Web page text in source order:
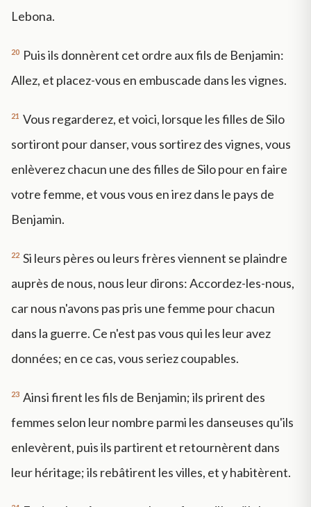
Lebona.
20 Puis ils donnèrent cet ordre aux fils de Benjamin:
Allez, et placez-vous en embuscade dans les vignes.
21 Vous regarderez, et voici, lorsque les filles de Silo
sortiront pour danser, vous sortirez des vignes, vous
enlèverez chacun une des filles de Silo pour en faire
votre femme, et vous vous en irez dans le pays de
Benjamin.
22 Si leurs pères ou leurs frères viennent se plaindre
auprès de nous, nous leur dirons: Accordez-les-nous,
car nous n'avons pas pris une femme pour chacun
dans la guerre. Ce n'est pas vous qui les leur avez
données; en ce cas, vous seriez coupables.
23 Ainsi firent les fils de Benjamin; ils prirent des
femmes selon leur nombre parmi les danseuses qu'ils
enlevèrent, puis ils partirent et retournèrent dans
leur héritage; ils rebâtirent les villes, et y habitèrent.